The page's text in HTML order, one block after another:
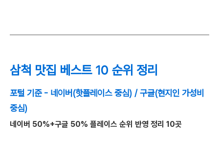
삼척 맛집 베스트 10 순위 정리
포털 기준 - 네이버(핫플레이스 중심) / 구글(현지인 가성비
중심)
네이버 50%+구글 50% 플레이스 순위 반영 정리 10곳